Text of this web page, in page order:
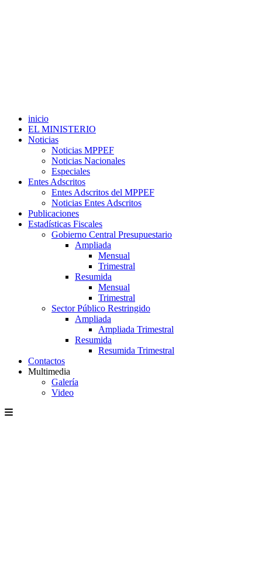
inicio
EL MINISTERIO
Noticias
Noticias MPPEF
Noticias Nacionales
Especiales
Entes Adscritos
Entes Adscritos del MPPEF
Noticias Entes Adscritos
Publicaciones
Estadísticas Fiscales
Gobierno Central Presupuestario
Ampliada
Mensual
Trimestral
Resumida
Mensual
Trimestral
Sector Público Restringido
Ampliada
Ampliada Trimestral
Resumida
Resumida Trimestral
Contactos
Multimedia
Galería
Video